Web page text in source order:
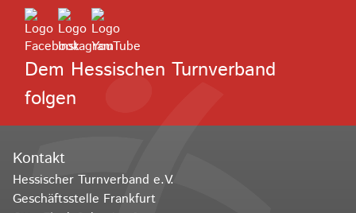
Dem Hessischen Turnverband
folgen
Kontakt
Hessischer Turnverband e.V.
Geschäftsstelle Frankfurt